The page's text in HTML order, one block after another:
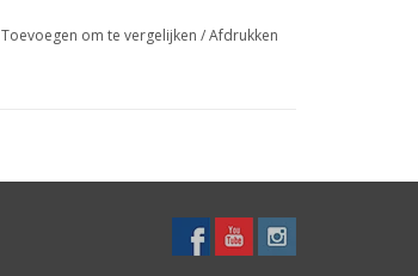
Toevoegen om te vergelijken /Afdrukken